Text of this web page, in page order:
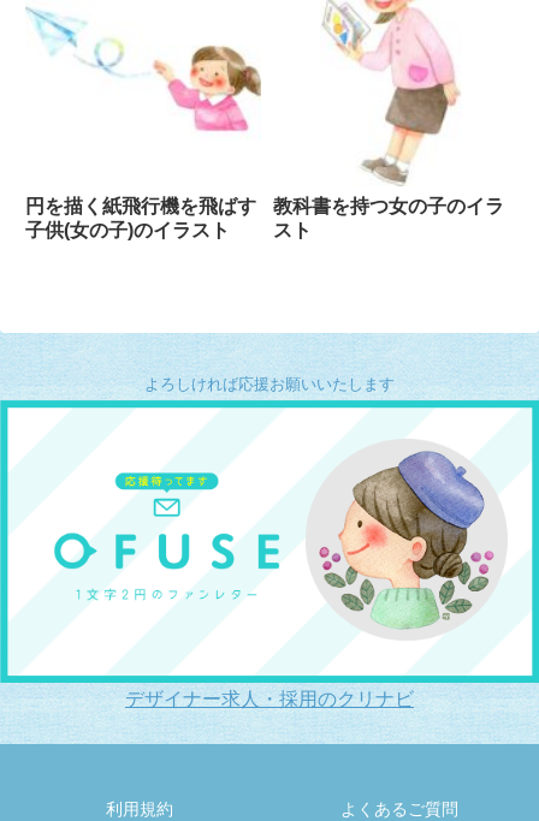
円を描く紙飛行機を飛ばす
子供(女の子)のイラスト
教科書を持つ女の子のイラ
スト
よろしければ応援お願いいたします
デザイナー求人・採用のクリナビ
利用規約 よくあるご質問